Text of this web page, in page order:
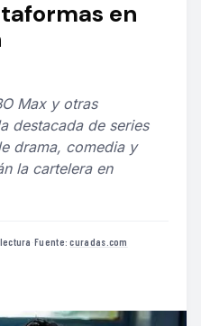
en
Max y otras
destacada de series
drama, comedia y
la cartelera en
·Fuente:curadas.com